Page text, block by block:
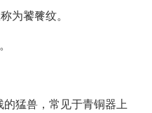
为饕餮纹。
猛兽，常见于青铜器上